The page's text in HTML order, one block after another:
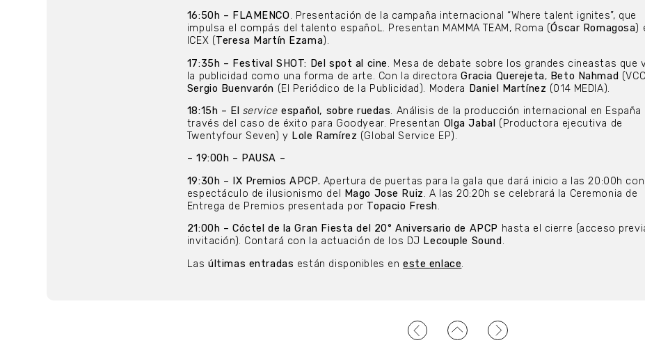
16:50h – FLAMENCO. Presentación de la campaña internacional “Where talent ignites”, que
impulsa el compás del talento españoL. Presentan MAMMA TEAM, Roma (Óscar Romagosa)
ICEX (Teresa Martín Ezama).
17:35h – Festival SHOT: Del spot al cine. Mesa de debate sobre los grandes cineastas que
la publicidad como una forma de arte. Con la directora Gracia Querejeta, Beto Nahmad
Sergio Buenvarón (El Periódico de la Publicidad). Modera Daniel Martínez (014 MEDIA).
18:15h – El serviceespañol, sobre ruedas. Análisis de la producción internacional en España
través del caso de éxito para Goodyear. Presentan Olga Jabal
(Productora ejecutiva de
Twentyfour Seven) y Lole Ramírez (Global Service EP).
– 19:00h – PAUSA –
19:30h – IX Premios APCP. Apertura de puertas para la gala que dará inicio a las 20:00h con
espectáculo de ilusionismo del
Mago Jose Ruiz. A las 20:20h se celebrará la Ceremonia de
Entrega de Premios presentada por Topacio Fresh.
21:00h – Cóctel de la Gran Fiesta del 20° Aniversario de APCP hasta el cierre (acceso
invitación). Contará con la actuación de los DJ Lecouple Sound .
Lasúltimas entradas están disponibles eneste enlace.